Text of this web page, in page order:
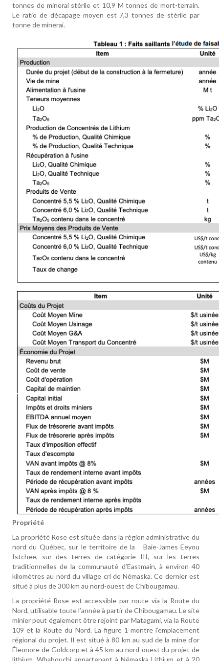
tonnes de minerai stérile et 10,9 M tonnes de mort-terrain.
Le ratio de décapage moyen est 7,3 tonnes de stérile par
tonne de minerai.
Propriété
La propriété Rose est située dans la région administrative du
nord du Québec, sur le territoire de la
Baie-James Eeyou
Istchee, sur des terres de catégorie III, sur les terres
traditionnelles de la communauté d’Eastmain, à environ 40
kilomètres au nord du village cri de Némaska. Ce dernier est
situé à plus de 300 km au nord-ouest de Chibougamau.
La propriété Rose est accessible par route via la Route du
Nord, utilisable toute l’année à partir de Chibougamau. Le site
minier peut également être rejoint par Matagami, via la Route
109 et la Route du Nord. La figure 1 montre l’emplacement
régional du projet. Il est situé à 80 km au sud de la mine d’or
Éleonore de Goldcorp et à 45 km au nord-ouest du projet de
lithium, Whabouchi appartenant à Némaska Lithium et à 20